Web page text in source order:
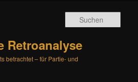
Retroanalyse
betrachtet – für Partie- und